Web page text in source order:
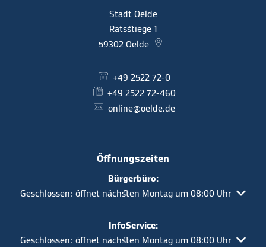
Stadt Oelde
Ratsstiege 1
59302 Oelde
+49 2522 72-0
+49 2522 72-460
online@oelde.de
Öffnungszeiten
Bürgerbüro:
Klicken, um weitere Öffnungs- oder Schließzeiten
Geschlossen: öffnet nächsten Montag um 08:00 Uhr
InfoService:
Klicken, um weitere Öffnungs- oder Schließzeiten
Geschlossen: öffnet nächsten Montag um 08:00 Uhr